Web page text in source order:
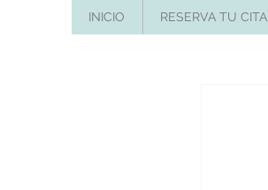
INICIO RESERVA TU CITA